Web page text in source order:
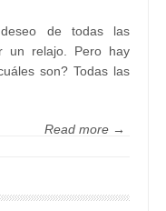
de todas las
un relajo. Pero hay
son? Todas las
Read more →